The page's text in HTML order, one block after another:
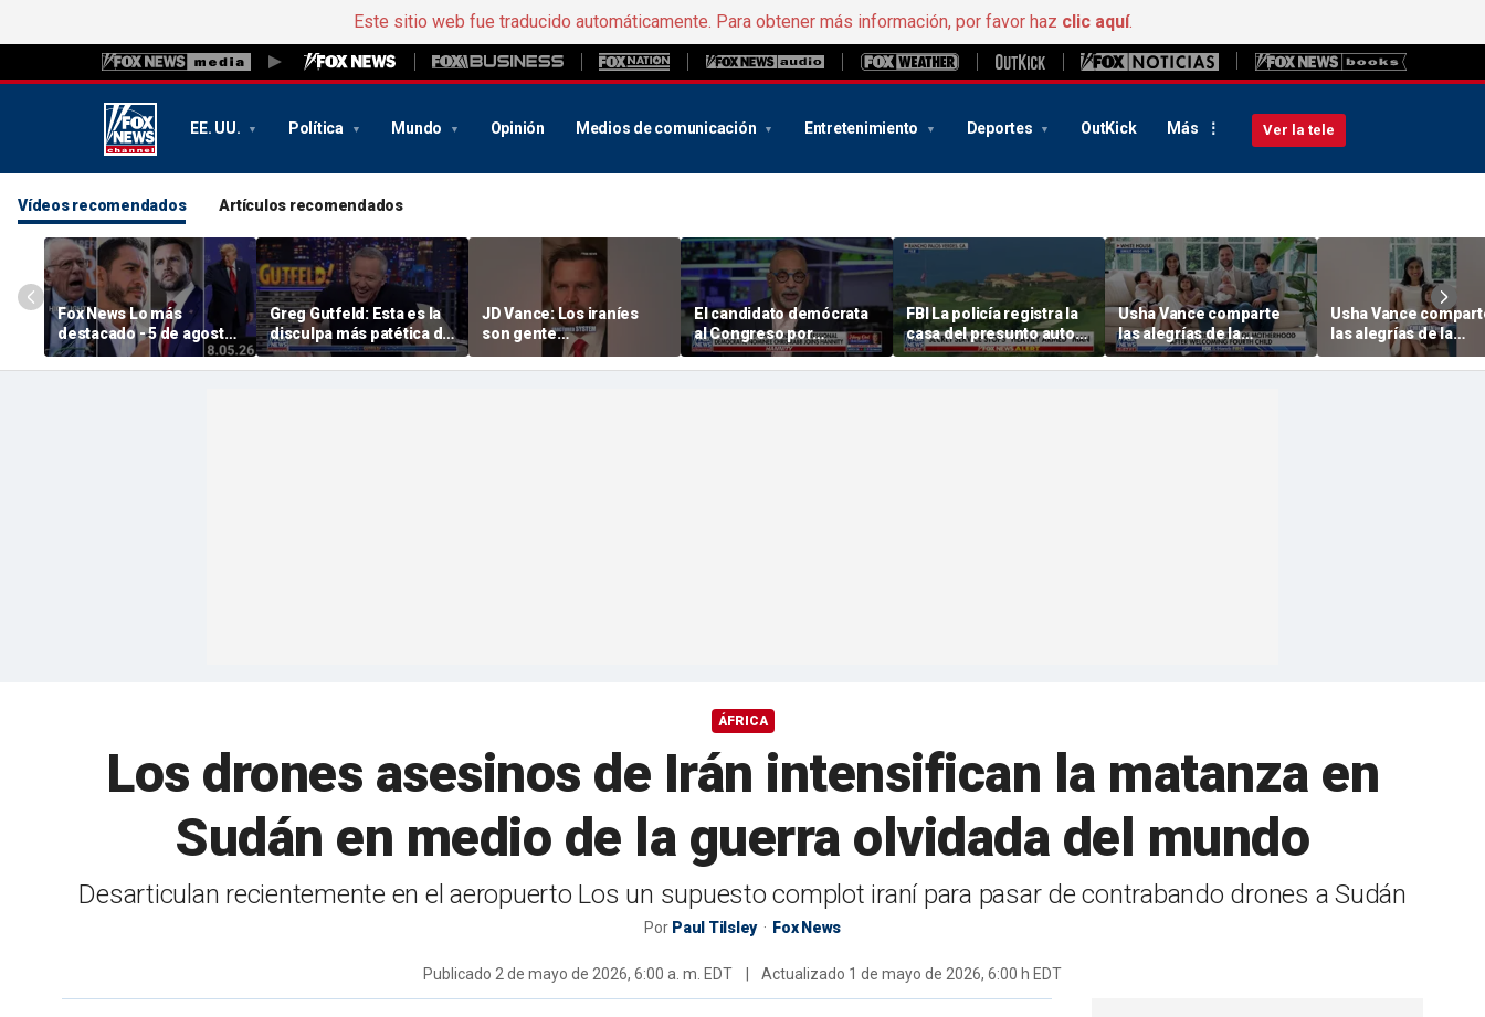
Este sitio web fue traducido automáticamente. Para obtener más información, por favor haz clic aquí.
EE. UU. Política Mundo Opinión Medios de comunicación Entretenimiento Deportes OutKick Más Ver la tele
Vídeos recomendados Artículos recomendados
Fox News Lo más
destacado - 5 de agosto
de 2026
Greg Gutfeld: Esta es la
disculpa más patética de
la historia
JD Vance: Los iraníes
son gente
extraordinariamente
difícil
El candidato demócrata
al Congreso por
Pensilvania, respaldado
por la DSA, se ve
FBI La policía registra la
casa del presunto autor
de un intento de
asesinato detenido a las
Usha Vance comparte
las alegrías de la
maternidad tras dar la
bienvenida a su cuarto
Usha Vance
las alegrías de la
maternidad tras dar
bienvenida a su
ÁFRICA
Los drones asesinos de Irán intensifican la matanza en
Sudán en medio de la guerra olvidada del mundo
Desarticulan recientemente en el aeropuerto Los un supuesto complot iraní para pasar de contrabando drones a Sudán
Por Paul Tilsley Fox News
Publicado 2 de mayo de 2026, 6:00 a. m. EDT Actualizado 1 de mayo de 2026, 6:00 h EDT